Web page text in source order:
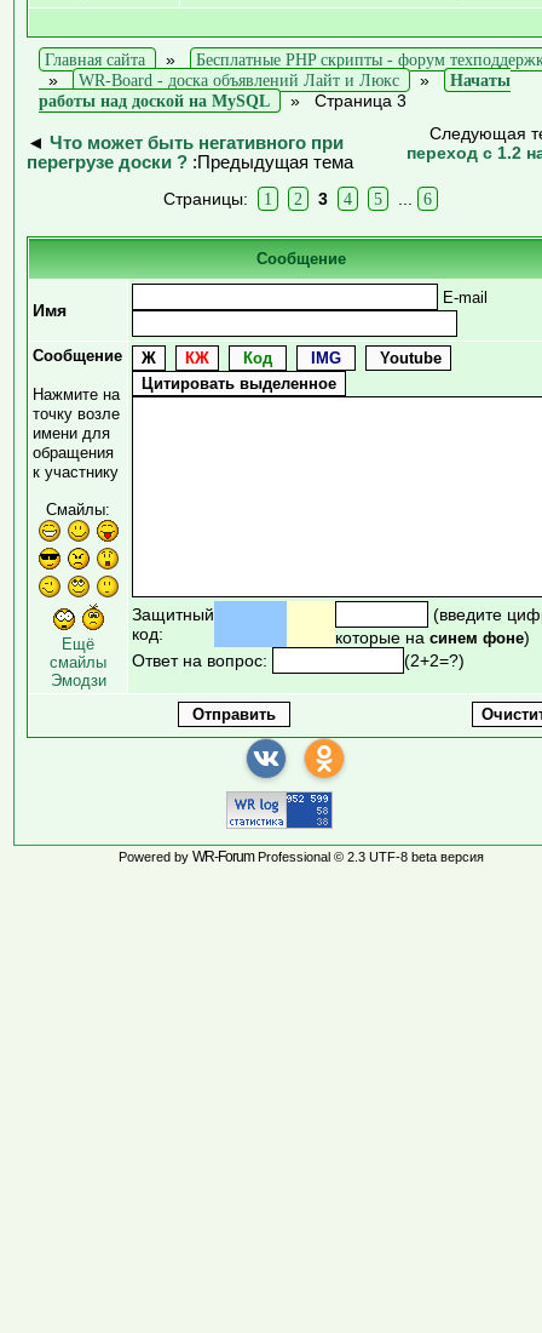
Главная сайта »
Бесплатные PHP скрипты - форум
»
WR-Board - доска объявлений Лайт и Люкс »
Начаты
работы над доской на MySQL
» Страница 3
◄ Что может быть негативного при
перегрузе доски ? :Предыдущая тема
Следующая
переход с 1.2
Страницы: 1 2 3 4 5 6
Сообщение
Имя
E-mail
Сообщение
Нажмите на
точку возле
имени для
обращения
к участнику
Смайлы:
Ещё
смайлы
Эмодзи
Защитный
код:
(введите
которые на синем фоне)
Ответ на вопрос:
(2+2=?)
Powered by WR-ForumProfessional © 2.3 UTF-8 beta версия